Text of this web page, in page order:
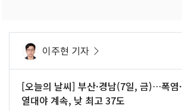
이주현 기자
[오늘의 날씨] 부산·경남(7일, 금)…폭염·
열대야 계속, 낮 최고 37도